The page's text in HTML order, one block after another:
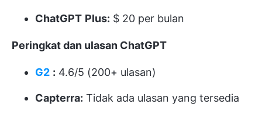
ChatGPT Plus: $ 20 per bulan
Peringkat dan ulasan ChatGPT
G2 : 4.6/5 (200+ ulasan)
Capterra: Tidak ada ulasan yang tersedia